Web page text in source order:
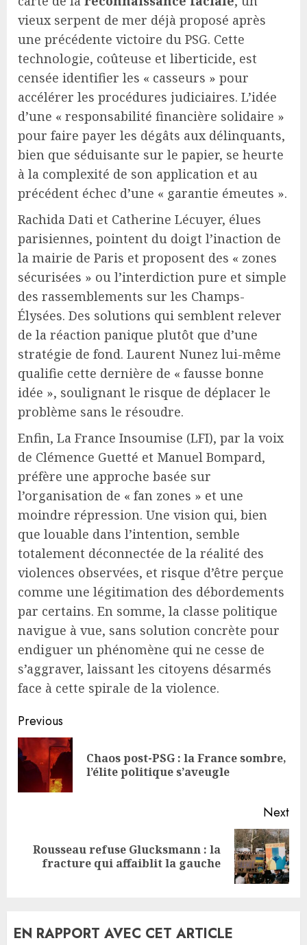
vieux serpent de mer déjà proposé après
une précédente victoire du PSG. Cette
technologie, coûteuse et liberticide, est
censée identifier les « casseurs » pour
accélérer les procédures judiciaires. L’idée
d’une « responsabilité financière solidaire »
pour faire payer les dégâts aux délinquants,
bien que séduisante sur le papier, se heurte
à la complexité de son application et au
précédent échec d’une « garantie émeutes ».
Rachida Dati et Catherine Lécuyer, élues
parisiennes, pointent du doigt l’inaction de
la mairie de Paris et proposent des « zones
sécurisées » ou l’interdiction pure et simple
des rassemblements sur les Champs-
Élysées. Des solutions qui semblent relever
de la réaction panique plutôt que d’une
stratégie de fond. Laurent Nunez lui-même
qualifie cette dernière de « fausse bonne
idée », soulignant le risque de déplacer le
problème sans le résoudre.
Enfin, La France Insoumise (LFI), par la voix
de Clémence Guetté et Manuel Bompard,
préfère une approche basée sur
l’organisation de « fan zones » et une
moindre répression. Une vision qui, bien
que louable dans l’intention, semble
totalement déconnectée de la réalité des
violences observées, et risque d’être perçue
comme une légitimation des débordements
par certains. En somme, la classe politique
navigue à vue, sans solution concrète pour
endiguer un phénomène qui ne cesse de
s’aggraver, laissant les citoyens désarmés
face à cette spirale de la violence.
Continue
Reading
Previous
Chaos post-PSG : la France sombre,
l’élite politique s’aveugle
Next
Next
post:
Rousseau refuse Glucksmann : la
fracture qui affaiblit la gauche
EN RAPPORT AVEC CET ARTICLE